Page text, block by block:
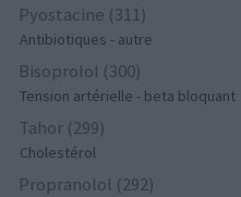
Pyostacine (311)
Antibiotiques - autre
Bisoprolol (300)
Tension artérielle - beta bloquant
Tahor (299)
Cholestérol
Propranolol (292)